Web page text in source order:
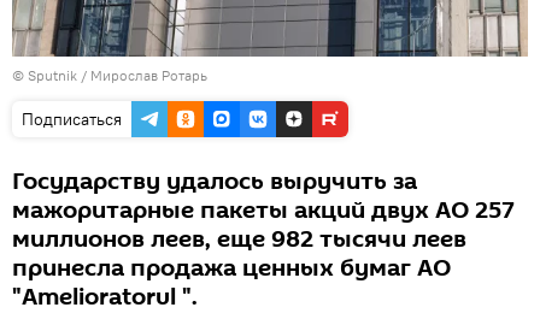
© Sputnik / Мирослав Ротарь
Подписаться
Государству удалось выручить за
мажоритарные пакеты акций двух АО 257
миллионов леев, еще 982 тысячи леев
принесла продажа ценных бумаг АО
"Amelioratorul ".